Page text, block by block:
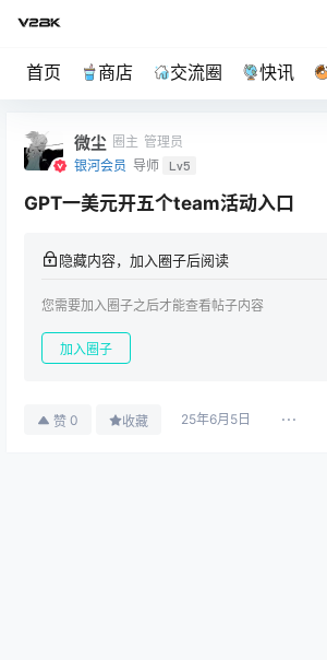
首页 商店 交流圈 快讯
微尘 圈主 管理员
银河会员 导师 Lv5
GPT一美元开五个team活动入口
隐藏内容，加入圈子后阅读
您需要加入圈子之后才能查看帖子内容
加入圈子
赞 0 收藏 25年6月5日